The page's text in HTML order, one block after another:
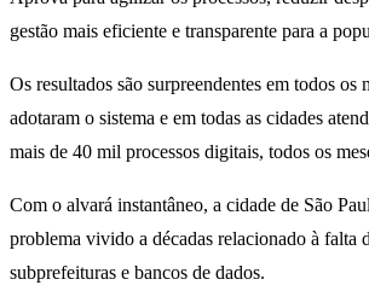
gestão mais eficiente e transparente para a
Os resultados são surpreendentes em todos os
adotaram o sistema e em todas as cidades
mais de 40 mil processos digitais, todos os
Com o alvará instantâneo, a cidade de São
problema vivido a décadas relacionado à falta
subprefeituras e bancos de dados.